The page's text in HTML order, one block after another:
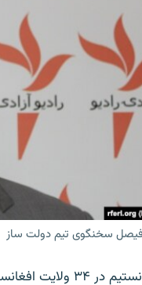
سخنگوی تیم دولت ساز
"ما توانستیم